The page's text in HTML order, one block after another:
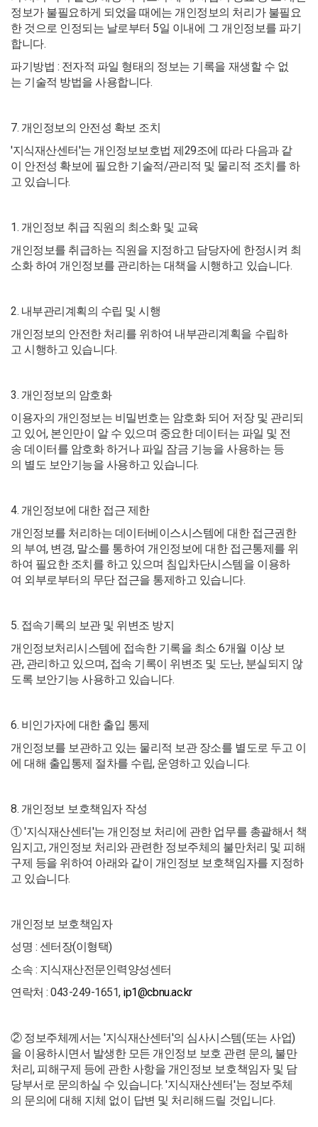
정보가 불필요하게 되었을 때에는 개인정보의 처리가 불필요
한 것으로 인정되는 날로부터 5일 이내에 그 개인정보를 파기
합니다.
파기방법 : 전자적 파일 형태의 정보는 기록을 재생할 수 없
는 기술적 방법을 사용합니다.
7. 개인정보의 안전성 확보 조치
'지식재산센터'는 개인정보보호법 제29조에 따라 다음과 같
이 안전성 확보에 필요한 기술적/관리적 및 물리적 조치를 하
고 있습니다.
1. 개인정보 취급 직원의 최소화 및 교육
개인정보를 취급하는 직원을 지정하고 담당자에 한정시켜 최
소화 하여 개인정보를 관리하는 대책을 시행하고 있습니다.
2. 내부관리계획의 수립 및 시행
개인정보의 안전한 처리를 위하여 내부관리계획을 수립하
고 시행하고 있습니다.
3. 개인정보의 암호화
이용자의 개인정보는 비밀번호는 암호화 되어 저장 및 관리되
고 있어, 본인만이 알 수 있으며 중요한 데이터는 파일 및 전
송 데이터를 암호화 하거나 파일 잠금 기능을 사용하는 등
의 별도 보안기능을 사용하고 있습니다.
4. 개인정보에 대한 접근 제한
개인정보를 처리하는 데이터베이스시스템에 대한 접근권한
의 부여, 변경, 말소를 통하여 개인정보에 대한 접근통제를 위
하여 필요한 조치를 하고 있으며 침입차단시스템을 이용하
여 외부로부터의 무단 접근을 통제하고 있습니다.
5. 접속기록의 보관 및 위변조 방지
개인정보처리시스템에 접속한 기록을 최소 6개월 이상 보
관, 관리하고 있으며, 접속 기록이 위변조 및 도난, 분실되지 않
도록 보안기능 사용하고 있습니다.
6. 비인가자에 대한 출입 통제
개인정보를 보관하고 있는 물리적 보관 장소를 별도로 두고 이
에 대해 출입통제 절차를 수립, 운영하고 있습니다.
8. 개인정보 보호책임자 작성
① '지식재산센터'는 개인정보 처리에 관한 업무를 총괄해서 책
임지고, 개인정보 처리와 관련한 정보주체의 불만처리 및 피해
구제 등을 위하여 아래와 같이 개인정보 보호책임자를 지정하
고 있습니다.
개인정보 보호책임자
성명 : 센터장(이형택)
소속 : 지식재산전문인력양성센터
연락처 : 043-249-1651, ip1@cbnu.ac.kr
② 정보주체께서는 '지식재산센터'의 심사시스템(또는 사업)
을 이용하시면서 발생한 모든 개인정보 보호 관련 문의, 불만
처리, 피해구제 등에 관한 사항을 개인정보 보호책임자 및 담
당부서로 문의하실 수 있습니다. '지식재산센터'는 정보주체
의 문의에 대해 지체 없이 답변 및 처리해드릴 것입니다.